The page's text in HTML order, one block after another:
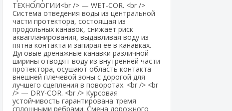
ТЕХНОЛОГИИ<br /> — WET-COR. <br />
Система отведения воды из центральной
части протектора, состоящая из
продольных канавок, снижает риск
аквапланирования, выдавливая воду из
пятна контакта и запирая ее в канавках.
Дуговые дренажные канавки различной
ширины отводят воду из внутренней части
протектора, осушают область контакта
внешней плечевой зоны с дорогой для
лучшего сцепления в поворотах. <br /> <br
/> — DRY-COR. <br /> Курсовая
устойчивость гарантирована тремя
сплошными ребрами. Смена дорожного